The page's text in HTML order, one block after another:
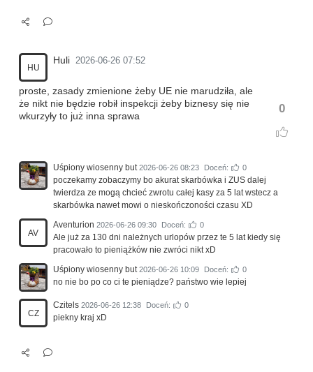
HU
Huli 2026-06-26 07:52
0
proste, zasady zmienione żeby UE nie marudziła, ale
że nikt nie będzie robił inspekcji żeby biznesy się nie
wkurzyły to już inna sprawa
Uśpiony wiosenny but 2026-06-26 08:23 Doceń: 0
poczekamy zobaczymy bo akurat skarbówka i ZUS dalej
twierdza ze mogą chcieć zwrotu całej kasy za 5 lat wstecz a
skarbówka nawet mowi o nieskończoności czasu XD
AV
Aventurion 2026-06-26 09:30 Doceń: 0
Ale już za 130 dni należnych urlopów przez te 5 lat kiedy się
pracowało to pieniążków nie zwróci nikt xD
Uśpiony wiosenny but 2026-06-26 10:09 Doceń: 0
no nie bo po co ci te pieniądze? państwo wie lepiej
CZ
Czitels 2026-06-26 12:38 Doceń: 0
piekny kraj xD